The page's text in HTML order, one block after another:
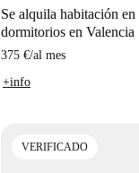
Se alquila habitación en
dormitorios en Valencia
375 €/al mes
+info
VERIFICADO